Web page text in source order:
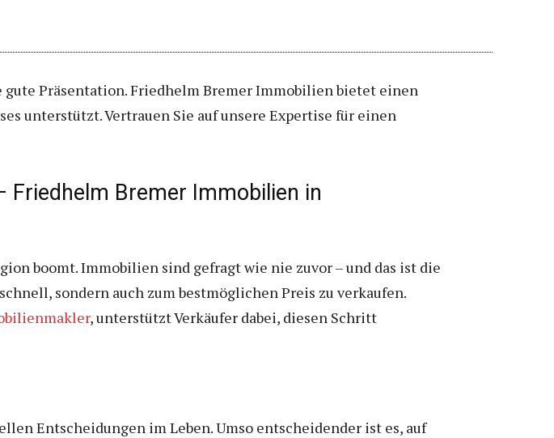
Präsentation. Friedhelm Bremer Immobilien bietet einen
unterstützt. Vertrauen Sie auf unsere Expertise für einen
Bremer Immobilien in
boomt. Immobilien sind gefragt wie nie zuvor – und das ist die
sondern auch zum bestmöglichen Preis zu verkaufen.
, unterstützt Verkäufer dabei, diesen Schritt
Entscheidungen im Leben. Umso entscheidender ist es, auf